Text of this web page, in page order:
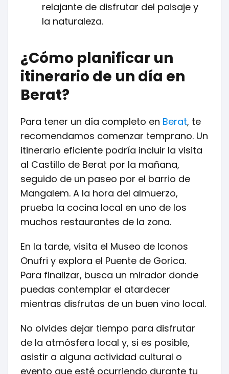
relajante de disfrutar del paisaje y
la naturaleza.
¿Cómo planificar un
itinerario de un día en
Berat?
Para tener un día completo en Berat, te
recomendamos comenzar temprano. Un
itinerario eficiente podría incluir la visita
al Castillo de Berat por la mañana,
seguido de un paseo por el barrio de
Mangalem. A la hora del almuerzo,
prueba la cocina local en uno de los
muchos restaurantes de la zona.
En la tarde, visita el Museo de Iconos
Onufri y explora el Puente de Gorica.
Para finalizar, busca un mirador donde
puedas contemplar el atardecer
mientras disfrutas de un buen vino local.
No olvides dejar tiempo para disfrutar
de la atmósfera local y, si es posible,
asistir a alguna actividad cultural o
evento que esté ocurriendo durante tu